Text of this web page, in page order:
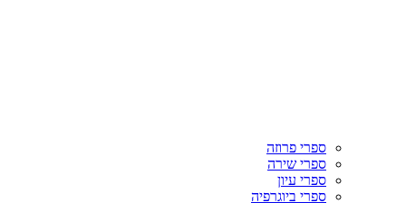
ספרי פרוזה
ספרי שירה
ספרי עיון
ספרי ביוגרפיה